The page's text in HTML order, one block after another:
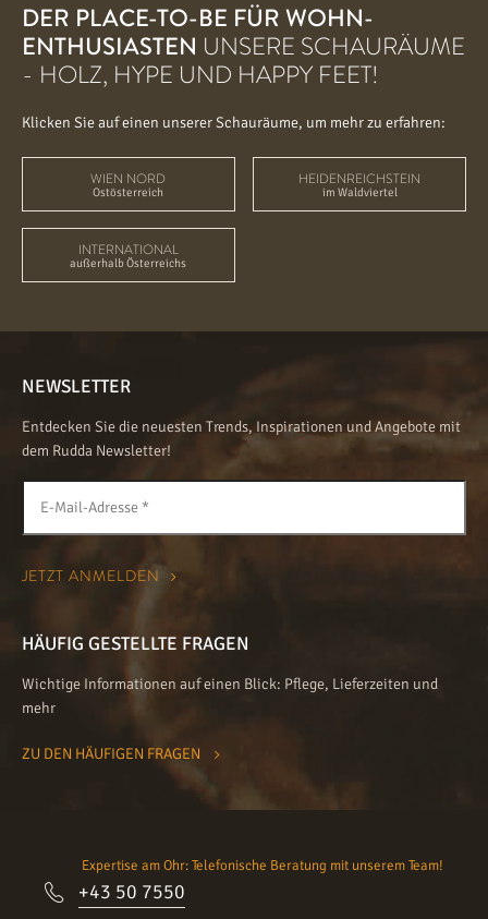
DER PLACE-TO-BE FÜR WOHN-
ENTHUSIASTEN UNSERE SCHAURÄUME
- HOLZ, HYPE UND HAPPY FEET!
Klicken Sie auf einen unserer Schauräume, um mehr zu erfahren:
WIEN NORD
Ostösterreich
HEIDENREICHSTEIN
im Waldviertel
INTERNATIONAL
außerhalb Österreichs
NEWSLETTER
Entdecken Sie die neuesten Trends, Inspirationen und Angebote mit
dem Rudda Newsletter!
HÄUFIG GESTELLTE FRAGEN
Wichtige Informationen auf einen Blick: Pflege, Lieferzeiten und
mehr
ZU DEN HÄUFIGEN FRAGEN
Expertise am Ohr: Telefonische Beratung mit unserem Team!
+43 50 7550